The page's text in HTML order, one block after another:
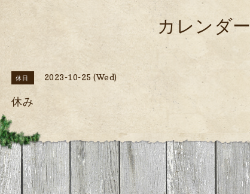
カレンダ
休日 2023-10-25 (Wed)
休み